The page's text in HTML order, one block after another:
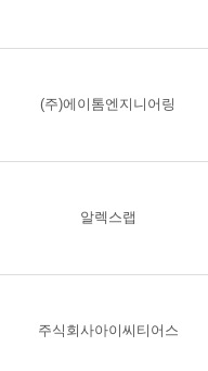
(주)에이톰엔지니어링
알렉스랩
주식회사아이씨티어스